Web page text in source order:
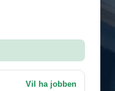
Vil ha jobben